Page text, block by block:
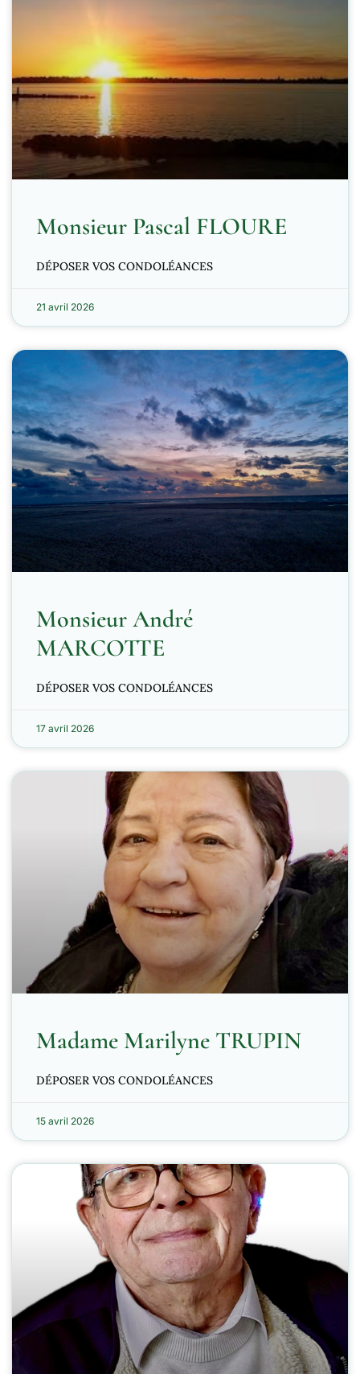
Monsieur Pascal FLOURE
DÉPOSER VOS CONDOLÉANCES
21 avril 2026
Monsieur André
MARCOTTE
DÉPOSER VOS CONDOLÉANCES
17 avril 2026
Madame Marilyne TRUPIN
DÉPOSER VOS CONDOLÉANCES
15 avril 2026